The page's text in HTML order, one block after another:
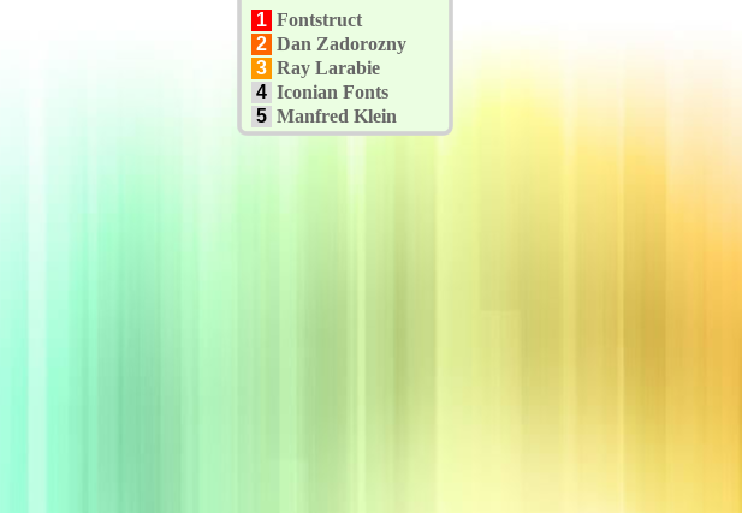
1 Fontstruct
2 Dan Zadorozny
3 Ray Larabie
4 Iconian Fonts
5 Manfred Klein